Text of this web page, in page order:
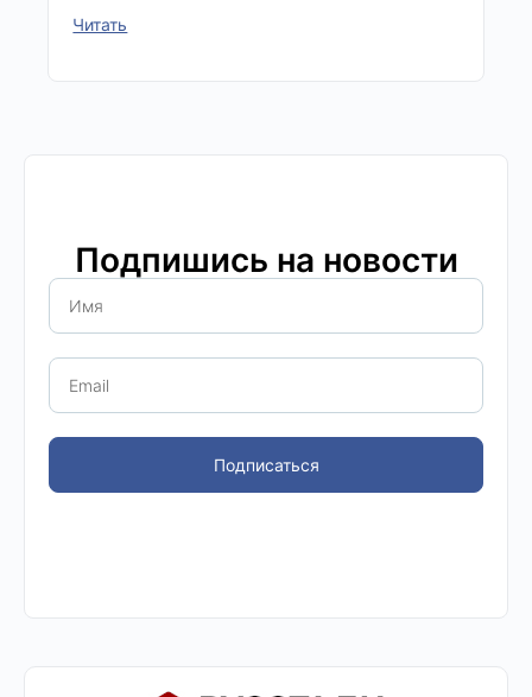
Читать
Подпишись на новости
Подписаться